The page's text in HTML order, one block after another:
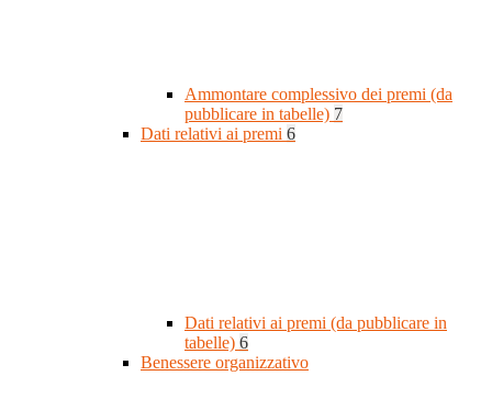
Ammontare complessivo dei premi (da
pubblicare in tabelle) 7
Dati relativi ai premi 6
Dati relativi ai premi (da pubblicare in
tabelle) 6
Benessere organizzativo